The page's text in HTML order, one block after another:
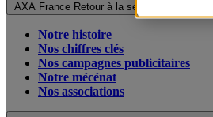
AXA France Retour à la section précédente
Notre histoire
Nos chiffres clés
Nos campagnes publicitaires
Notre mécénat
Nos associations